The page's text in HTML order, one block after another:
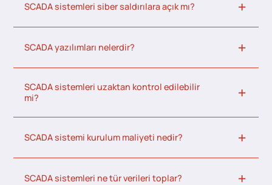
SCADA sistemleri siber saldırılara açık mı?
SCADA yazılımları nelerdir?
SCADA sistemleri uzaktan kontrol edilebilir
mi?
SCADA sistemi kurulum maliyeti nedir?
SCADA sistemleri ne tür verileri toplar?